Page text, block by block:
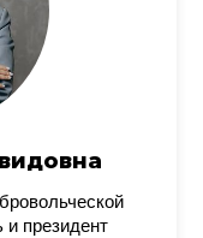
и президент